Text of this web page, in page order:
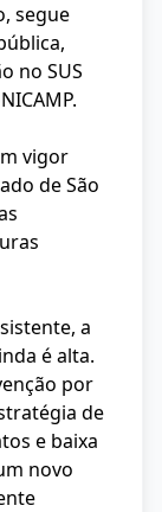
segue
no SUS
vigor
de São
a
é alta.
por
de
e baixa
novo